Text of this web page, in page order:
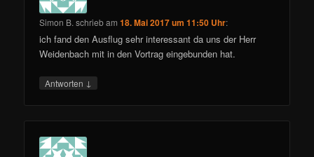
Simon B. schriebam18. Mai 2017 um 11:50 Uhr:
ich fand den Ausflug sehr interessant da uns der Herr
Weidenbach mit in den Vortrag eingebunden hat.
Antworten ↓